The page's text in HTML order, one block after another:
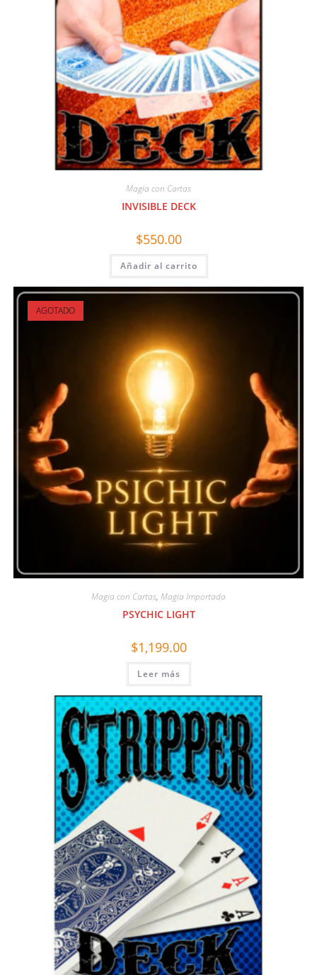
Magia con Cartas
INVISIBLE DECK
$550.00
Añadir al carrito
AGOTADO
Magia con Cartas, Magia Importada
PSYCHIC LIGHT
$1,199.00
Leer más